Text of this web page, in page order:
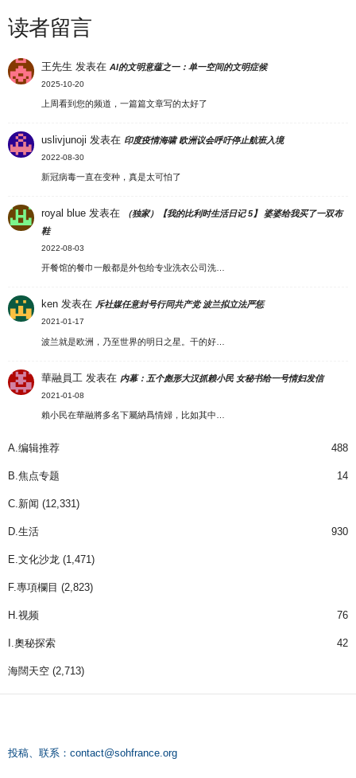
读者留言
王先生 发表在AI的文明意蕴之一：单一空间的文明症候
2025-10-20
上周看到您的频道，一篇篇文章写的太好了
uslivjunoji 发表在 印度疫情海啸 欧洲议会呼吁停止航班入境
2022-08-30
新冠病毒一直在变种，真是太可怕了
royal blue 发表在
（独家）【我的比利时生活日记 5】 婆婆给我买了一双布
鞋
2022-08-03
开餐馆的餐巾一般都是外包给专业洗衣公司洗…
ken 发表在 斥社媒任意封号行同共产党 波兰拟立法严惩
2021-01-17
波兰就是欧洲，乃至世界的明日之星。干的好…
華融員工 发表在 内幕：五个彪形大汉抓赖小民 女秘书给一号情妇发信
2021-01-08
賴小民在華融將多名下屬納爲情婦，比如其中…
A.编辑推荐 488
B.焦点专题 14
C.新闻 (12,331)
D.生活 930
E.文化沙龙 (1,471)
F.專項欄目 (2,823)
H.视频 76
I.奧秘探索 42
海闊天空 (2,713)
投稿、联系： contact@sohfrance.org